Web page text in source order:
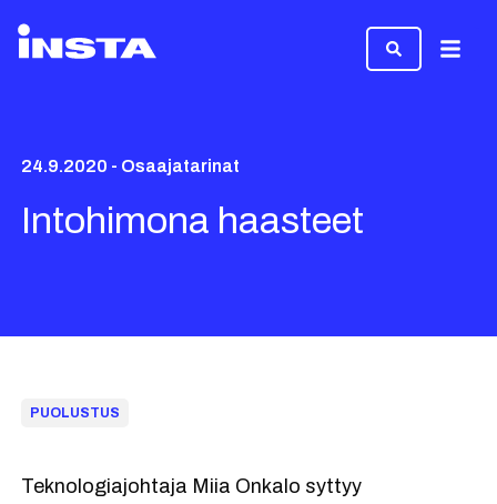
24.9.2020 - Osaajatarinat
Intohimona haasteet
PUOLUSTUS
Teknologiajohtaja Miia Onkalo syttyy